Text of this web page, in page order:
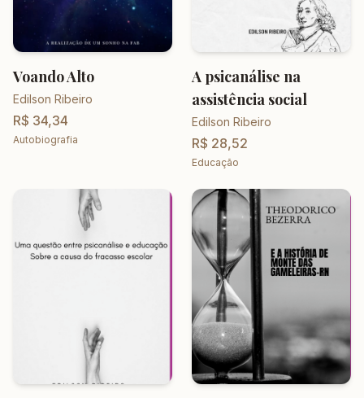
Voando Alto
Edilson Ribeiro
R$ 34,34
Autobiografia
A psicanálise na
assistência social
Edilson Ribeiro
R$ 28,52
Educação